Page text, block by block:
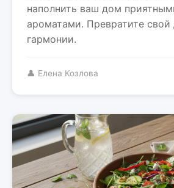
наполнить ваш дом
ароматами. Превратите
гармонии.
👤 Елена Козлова